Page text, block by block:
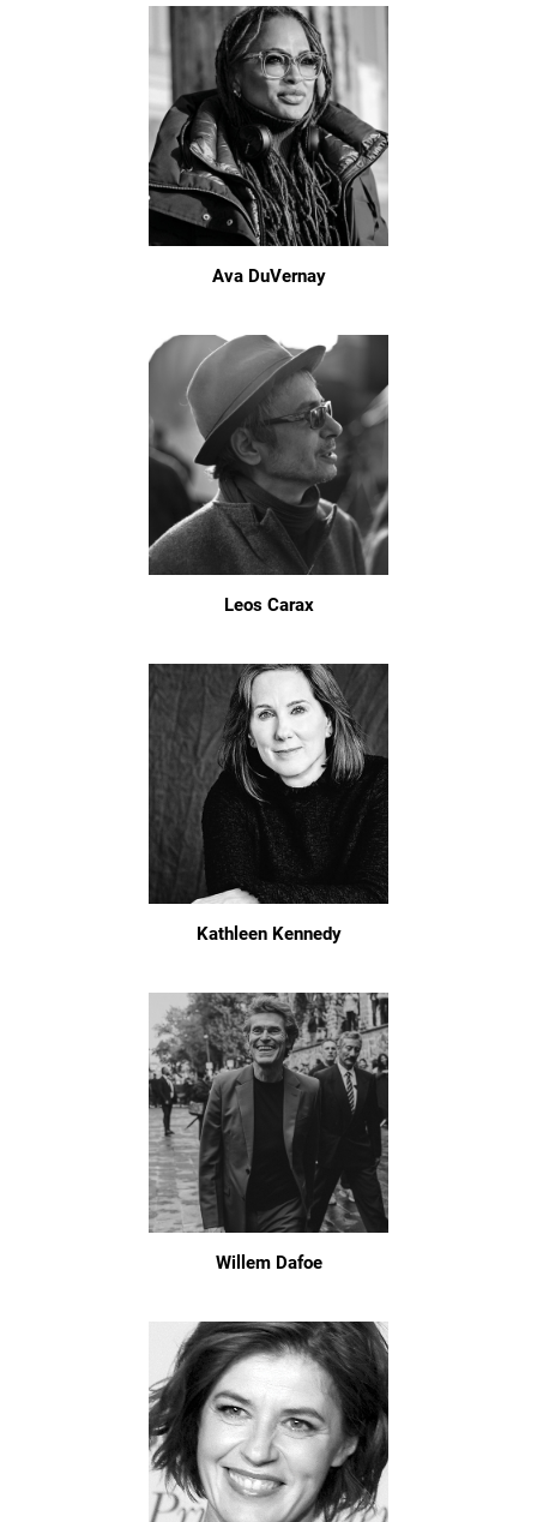
Ava DuVernay
Leos Carax
Kathleen Kennedy
Willem Dafoe